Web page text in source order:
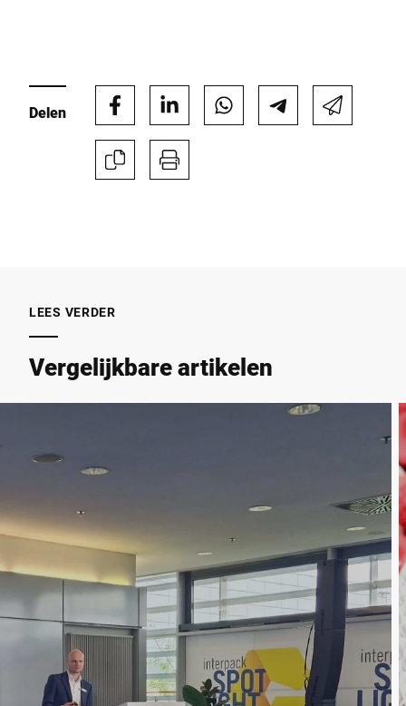
Delen
LEES VERDER
Vergelijkbare artikelen